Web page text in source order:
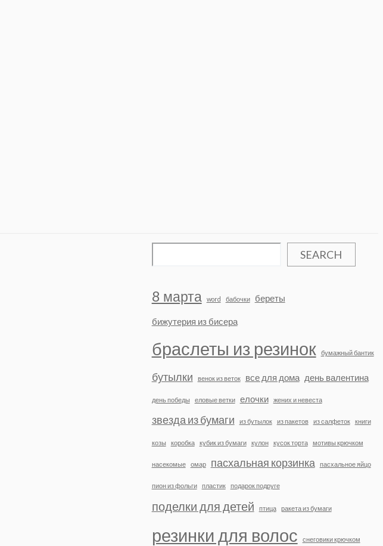
SEARCH
8 марта word бабочки береты
бижутерия из бисера
браслеты из резинок бумажный бантик
бутылки венок из веток все для дома день валентина
день победы еловые ветки елочки жених и невеста
звезда из бумаги из бутылок из пакетов из салфеток книги
козы коробка кубик из бумаги кулон кусок торта мотивы крючком
насекомые омар пасхальная корзинка пасхальное яйцо
пион из фольги пластик подарок подруге
поделки для детей птица ракета из бумаги
резинки для волос снеговики крючком